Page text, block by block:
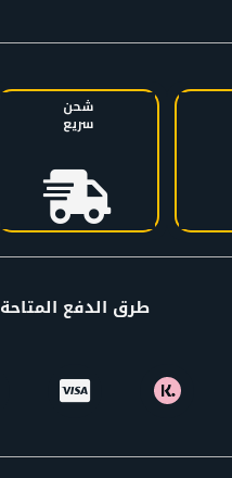
شحن
سريع
طرق الدفع المتاحة